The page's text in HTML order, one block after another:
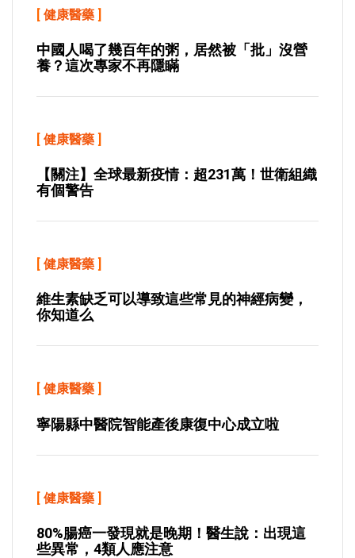
[ 健康醫藥 ]
中國人喝了幾百年的粥，居然被「批」沒營
養？這次專家不再隱瞞
[ 健康醫藥 ]
【關注】全球最新疫情：超231萬！世衛組織
有個警告
[ 健康醫藥 ]
維生素缺乏可以導致這些常見的神經病變，
你知道么
[ 健康醫藥 ]
寧陽縣中醫院智能產後康復中心成立啦
[ 健康醫藥 ]
80%腸癌一發現就是晚期！醫生說：出現這
些異常，4類人應注意